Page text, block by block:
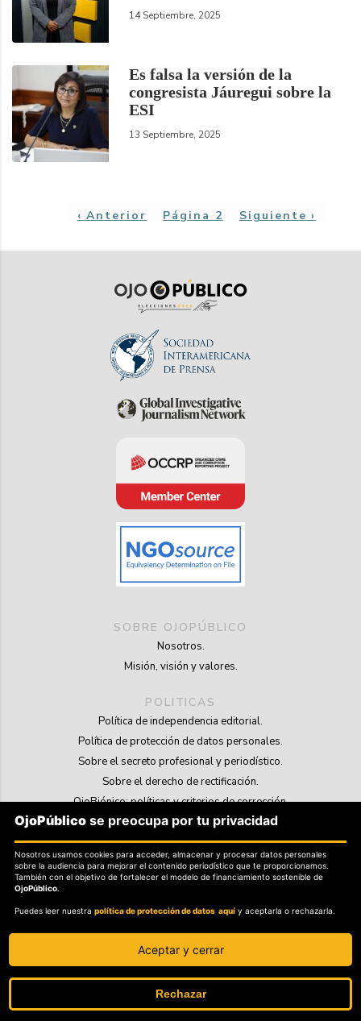
14 Septiembre, 2025
Es falsa la versión de la
congresista Jáuregui sobre la
ESI
13 Septiembre, 2025
Paginación
Página
‹ Anterior Página 2 Siguiente
página
Siguiente ›
SOBRE OJOPÚBLICO
Nosotros.
Misión, visión y valores.
POLITICAS
Política de independencia editorial.
Política de protección de datos personales.
Sobre el secreto profesional y periodístico.
Sobre el derecho de rectificación.
OjoBiónico: políticas y criterios de corrección.
Sobre libertad de información frente a pedidos de retiro de contenidos.
SOSTENIBILIDAD
La Tienda de OjoPúblico.
OjoLab.
OjoPúblico se preocupa por tu privacidad
Nosotros usamos cookies para acceder, almacenar y procesar datos personales
sobre la audiencia para mejorar el contenido periodístico que te proporcionamos.
También con el objetivo de fortalecer el modelo de financiamiento sostenible de
OjoPúblico.
Puedes leer nuestrapolítica de protección de datos aquí y aceptarla o rechazarla.
Aceptar y cerrar
Rechazar